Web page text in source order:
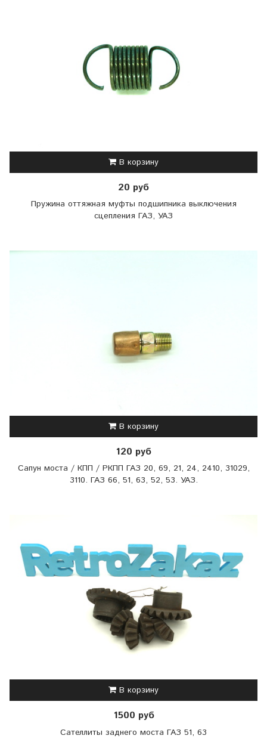
В корзину
20 руб
Пружина оттяжная муфты подшипника выключения
сцепления ГАЗ, УАЗ
В корзину
120 руб
Сапун моста / КПП / РКПП ГАЗ 20, 69, 21, 24, 2410, 31029,
3110. ГАЗ 66, 51, 63, 52, 53. УАЗ.
В корзину
1500 руб
Сателлиты заднего моста ГАЗ 51, 63